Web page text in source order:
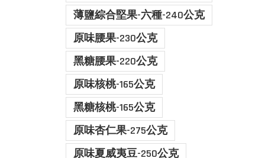
薄鹽綜合堅果-六種-240公克
原味腰果-230公克
黑糖腰果-220公克
原味核桃-165公克
黑糖核桃-165公克
原味杏仁果-275公克
原味夏威夷豆-250公克